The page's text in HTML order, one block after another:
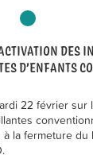
DES
D’ENFANTS
22 février sur
la fermeture du